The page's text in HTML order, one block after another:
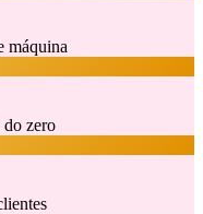
máquina
do zero